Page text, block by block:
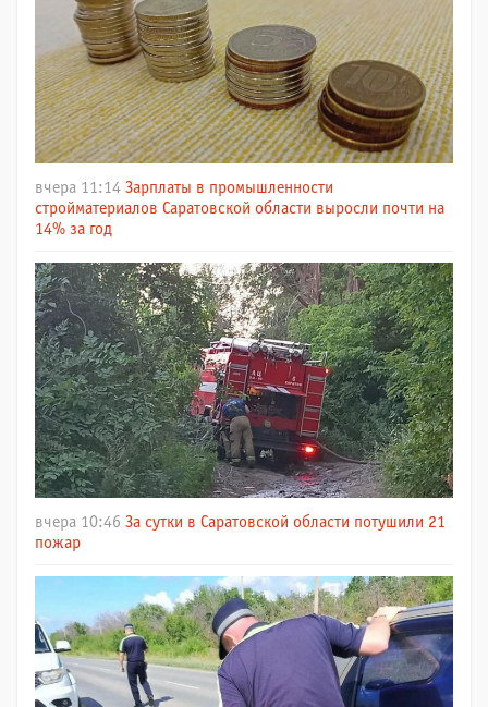
вчера 11:14 Зарплаты в промышленности
стройматериалов Саратовской области выросли почти на
14% за год
вчера 10:46 За сутки в Саратовской области потушили 21
пожар